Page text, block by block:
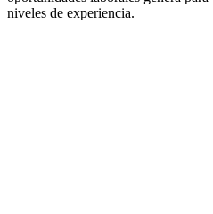
niveles de experiencia.